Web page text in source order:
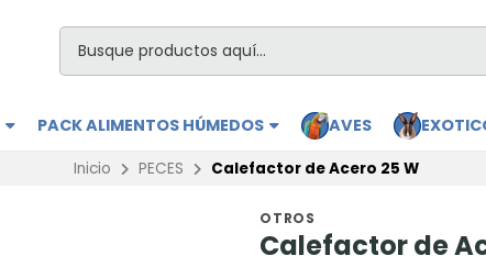
PACK ALIMENTOS HÚMEDOS AVES
Inicio PECES Calefactor de Acero 25 W
OTROS
Calefactor de